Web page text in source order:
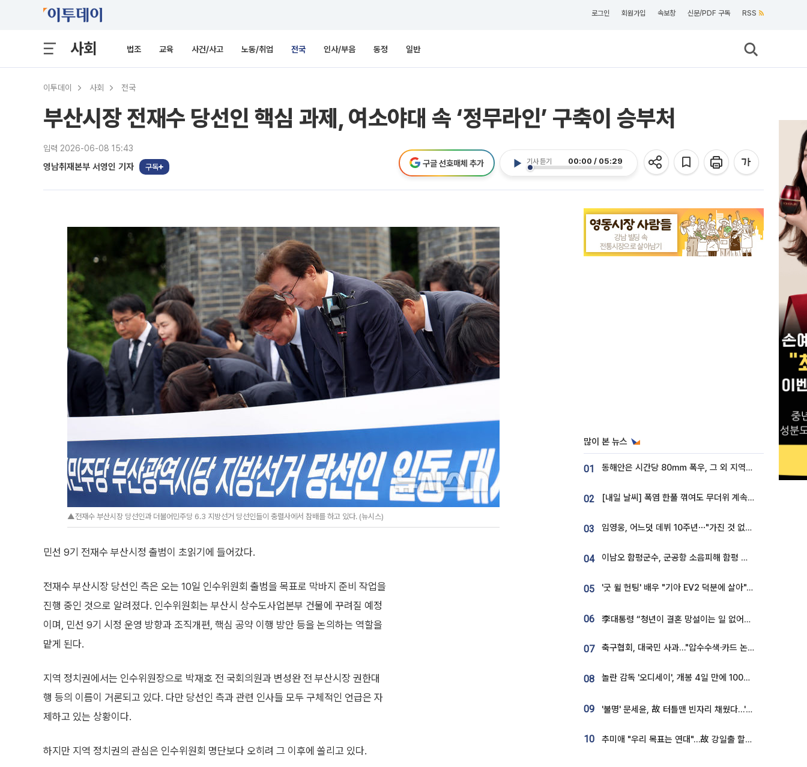
로그인 회원가입 속보창 신문/PDF 구독 RSS
사회 법조 교육 사건/사고 노동/취업 전국 인사/부음 동정 일반
이투데이 사회 전국
부산시장 전재수 당선인 핵심 과제, 여소야대 속 ‘정무라인’ 구축이 승부처
입력 2026-06-08 15:43
영남취재본부 서영인 기자 구독
기사 듣기 00:00 / 05:29
구글 선호매체 추가
▲전재수 부산시장 당선인과 더불어민주당 6.3 지방선거 당선인들이 충렬사에서 참배를 하고 있다. (뉴시스)
민선 9기 전재수 부산시정 출범이 초읽기에 들어갔다.
전재수 부산시장 당선인 측은 오는 10일 인수위원회 출범을 목표로 막바지 준비 작업을
진행 중인 것으로 알려졌다. 인수위원회는 부산시 상수도사업본부 건물에 꾸려질 예정
이며, 민선 9기 시정 운영 방향과 조직개편, 핵심 공약 이행 방안 등을 논의하는 역할을
맡게 된다.
지역 정치권에서는 인수위원장으로 박재호 전 국회의원과 변성완 전 부산시장 권한대
행 등의 이름이 거론되고 있다. 다만 당선인 측과 관련 인사들 모두 구체적인 언급은 자
제하고 있는 상황이다.
하지만 지역 정치권의 관심은 인수위원회 명단보다 오히려 그 이후에 쏠리고 있다.
많이 본 뉴스
01 동해안은 시간당 80㎜ 폭우, 그 외 지역은 폭염…‘극과 극 날씨’
02 [내일 날씨] 폭염 한풀 꺾여도 무더위 계속⋯동해안 이틀 연속 비
03 임영웅, 어느덧 데뷔 10주년⋯"가진 것 없던 시절, 내 앞엔 20명의 팬뿐"
04 이남오 함평군수, 군공항 소음피해 함평 보상 요구
05 '굿 윌 헌팅' 배우 "기아 EV2 덕분에 살아"…교통사고 후 안전성 극찬
06 李대통령 “청년이 결혼 망설이는 일 없어야...제도상 불이익 조사”
07 축구협회, 대국민 사과…"압수수색·카드 논란 사죄, 강도 높은 쇄신"
08 놀란 감독 '오디세이', 개봉 4일 만에 100만 돌파⋯'왕사남' 보다 빠르다
09 '불명' 문세윤, 故 터틀맨 빈자리 채웠다…'거북이' 눈물의 최종 우승
10 추미애 "우리 목표는 연대"…故 강일출 할머니 흉상 제막